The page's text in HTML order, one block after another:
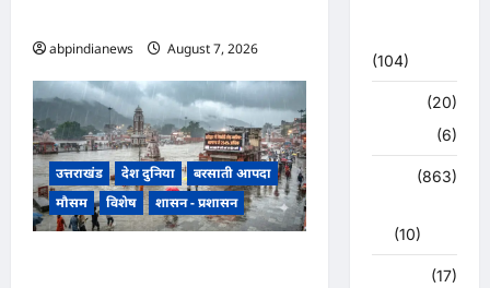
abpindianews August 7, 2026
उत्तराखंड देश दुनिया
बरसाती आपदा
मौसम
विशेष शासन - प्रशासन
(104)
(20)
(6)
(863)
(10)
(17)